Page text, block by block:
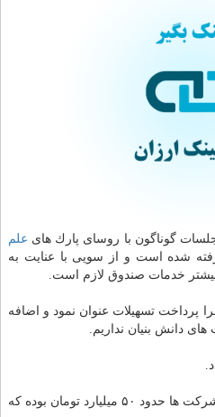
گوناگون با روسای پارك های علم
شده است و از سویی با عنایت به
خدمات صندوق لازم است.
تسهیلات عنوان نمود و اضافه
دانش بنیان نداریم.
بگفته معاون توسعه صندوق نوآوری و شكوفایی ریاست جمهوری سقف تسهیلات پرداختی این صندوق به شركت ها حدود ۵۰ میلیارد تومان بوده كه